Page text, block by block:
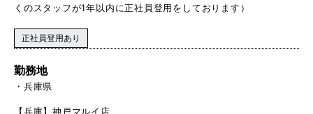
くのスタッフが1年以内に正社員登用をしております）
正社員登用あり
勤務地
兵庫県
【兵庫】神戸マルイ店